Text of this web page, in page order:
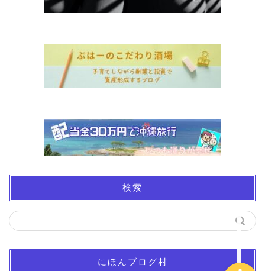
検索
にほんブログ村
お金について
資産報告
支出報告